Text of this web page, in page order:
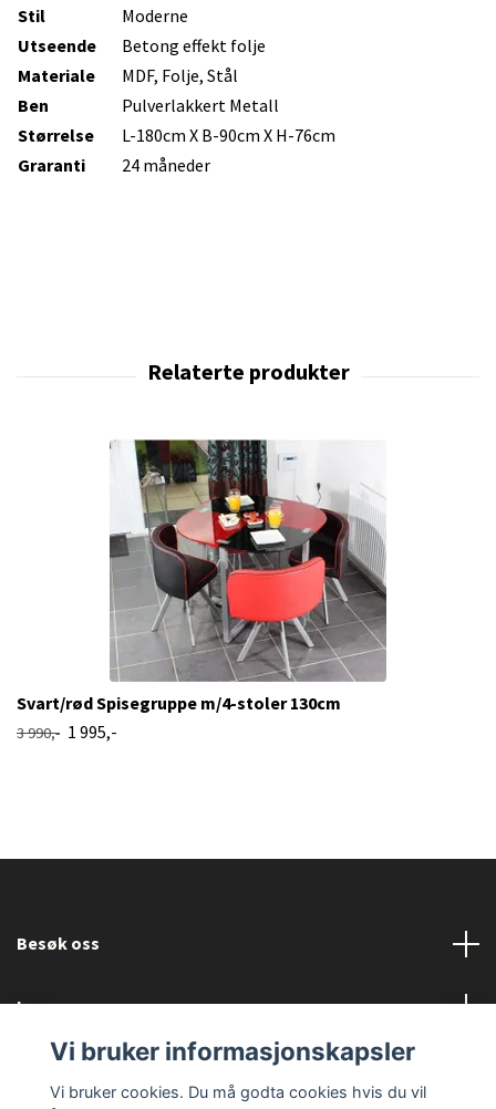
Stil
Moderne
Utseende
Betong effekt folje
Materiale
MDF, Folje, Stål
Ben
Pulverlakkert Metall
Størrelse
L-180cm X B-90cm X H-76cm
Graranti
24 måneder
Svart/rød Spisegruppe m/4-stoler 130cm
3 990,- 1 995,-
Besøk oss
Les mer
Vi bruker informasjonskapsler
Vi bruker cookies. Du må godta cookies hvis du vil